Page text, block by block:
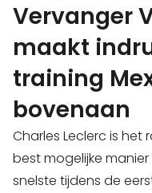
Vervanger
maakt
training
bovenaan
Charles Leclerc is het
best mogelijke
snelste tijdens de